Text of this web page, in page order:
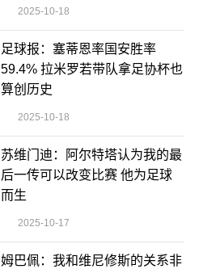
2025-10-18
足球报：塞蒂恩率国安胜率
59.4% 拉米罗若带队拿足协杯也
算创历史
2025-10-18
苏维门迪：阿尔特塔认为我的最
后一传可以改变比赛 他为足球
而生
2025-10-17
姆巴佩：我和维尼修斯的关系非